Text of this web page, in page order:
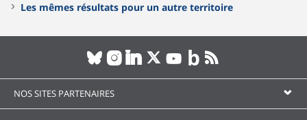
Les mêmes résultats pour un autre territoire
NOS SITES PARTENAIRES